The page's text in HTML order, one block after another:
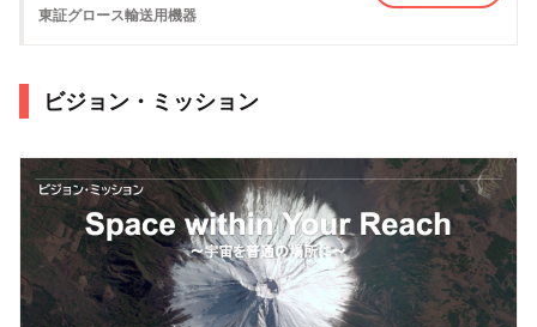
東証グロース輸送用機器
ビジョン・ミッション